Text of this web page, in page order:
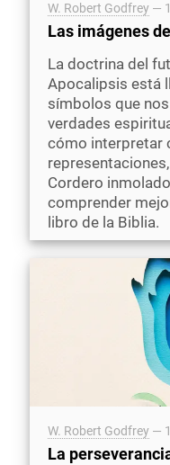
W. Robert Godfrey —
Las imágenes
La doctrina del
Apocalipsis está
símbolos que
verdades
cómo interpretar
Cordero
comprender
libro de la Biblia.
W. Robert Godfrey —
La